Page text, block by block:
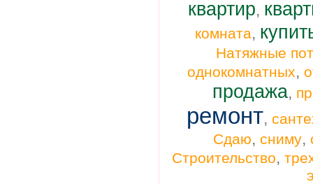
квартир,
комната,
Натяжные
однокомнатных,
продажа,
ремонт,
Сдаю, сниму,
Строительство,